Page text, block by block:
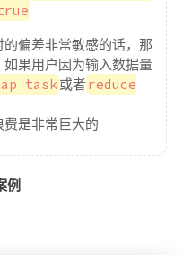
偏差非常敏感的话，那
果用户因为输入数据量
task 或者reduce
是非常巨大的
例